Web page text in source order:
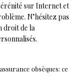
sur Internet et
N’hésitez pas
droit de la
obsèques: ce